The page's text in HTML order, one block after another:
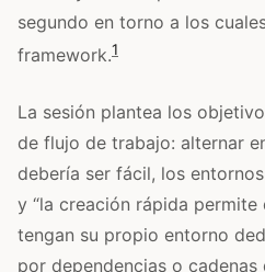
segundo en torno a los
framework.1
La sesión plantea los
de flujo de trabajo: alternar
debería ser fácil, los
y “la creación rápida
tengan su propio entorno
por dependencias o cadenas